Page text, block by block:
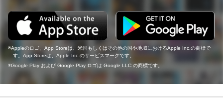
Appleのロゴ、App Storeは、米国もしくはその他の国や地域におけるApple Inc.の商標で
す。App Storeは、Apple Inc.のサービスマークです。
Google Play および Google Play ロゴは Google LLC の商標です。